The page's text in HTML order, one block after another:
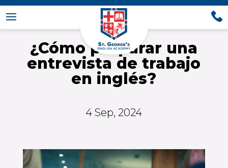
¿Cómo preparar una
entrevista de trabajo
en inglés?
4 Sep, 2024